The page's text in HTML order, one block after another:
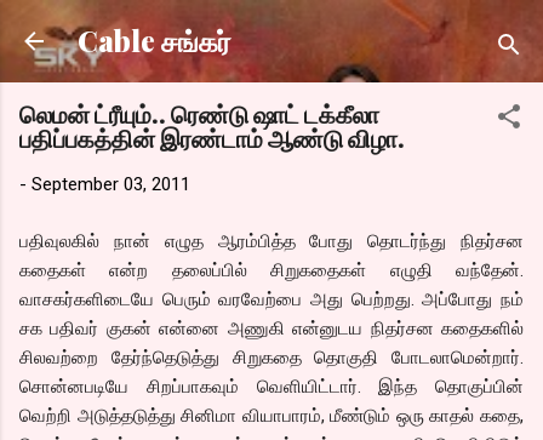
Cable சங்கர்
லெமன் ட்ரீயும்.. ரெண்டு ஷாட் டக்கீலா
பதிப்பகத்தின் இரண்டாம் ஆண்டு விழா.
- September 03, 2011
பதிவுலகில் நான் எழுத ஆரம்பித்த போது தொடர்ந்து நிதர்சன
கதைகள் என்ற தலைப்பில் சிறுகதைகள் எழுதி வந்தேன்.
வாசகர்களிடையே பெரும் வரவேற்பை அது பெற்றது. அப்போது நம்
சக பதிவர் குகன் என்னை அணுகி என்னுடய நிதர்சன கதைகளில்
சிலவற்றை தேர்ந்தெடுத்து சிறுகதை தொகுதி போடலாமென்றார்.
சொன்னபடியே சிறப்பாகவும் வெளியிட்டார். இந்த தொகுப்பின்
வெற்றி அடுத்தடுத்து சினிமா வியாபாரம், மீண்டும் ஒரு காதல் கதை,